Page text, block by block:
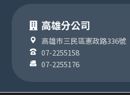
高雄分公司
高雄市三民區憲政路336號
07-2255158
07-2255176